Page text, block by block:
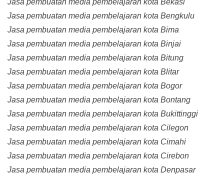
Jasa pembuatan media pembelajaran kota Bekasi
Jasa pembuatan media pembelajaran kota Bengkulu
Jasa pembuatan media pembelajaran kota Bima
Jasa pembuatan media pembelajaran kota Binjai
Jasa pembuatan media pembelajaran kota Bitung
Jasa pembuatan media pembelajaran kota Blitar
Jasa pembuatan media pembelajaran kota Bogor
Jasa pembuatan media pembelajaran kota Bontang
Jasa pembuatan media pembelajaran kota Bukittinggi
Jasa pembuatan media pembelajaran kota Cilegon
Jasa pembuatan media pembelajaran kota Cimahi
Jasa pembuatan media pembelajaran kota Cirebon
Jasa pembuatan media pembelajaran kota Denpasar